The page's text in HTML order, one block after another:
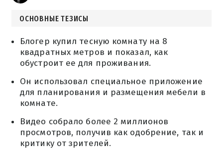
ОСНОВНЫЕ ТЕЗИСЫ
Блогер купил тесную комнату на 8
квадратных метров и показал, как
обустроит ее для проживания.
Он использовал специальное приложение
для планирования и размещения мебели в
комнате.
Видео собрало более 2 миллионов
просмотров, получив как одобрение, так и
критику от зрителей.